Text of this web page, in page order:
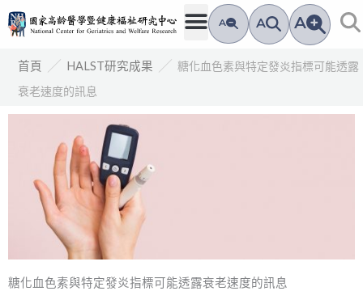
跳
至
A A A
首頁 ／ HALST研究成果 ／ 糖化血色素與特定發炎指標可能透露
衰老速度的訊息
糖化血色素與特定發炎指標可能透露衰老速度的訊息